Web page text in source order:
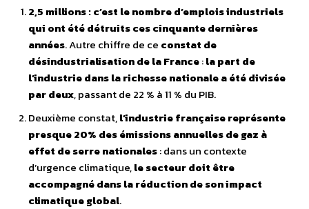
2,5 millions : c’est le nombre d’emplois industriels
qui ont été détruits ces cinquante dernières
années. Autre chiffre de ce constat de
désindustrialisation de la France:la part de
l’industrie dans la richesse nationale a été divisée
par deux, passant de 22 % à 11 % du PIB.
Deuxième constat,l’industrie française représente
presque 20% des émissions annuelles de gaz à
effet de serre nationales: dans un contexte
d’urgence climatique,le secteur doit être
accompagné dans la réduction de son impact
climatique global.